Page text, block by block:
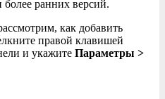
более ранних версий.
как добавить
правой клавишей
и укажите Параметры >